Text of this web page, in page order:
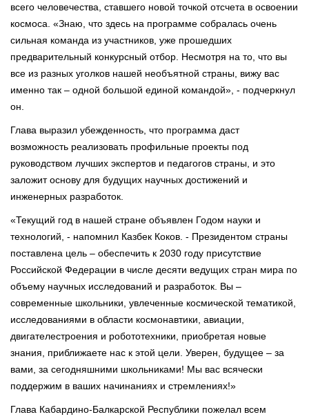
всего человечества, ставшего новой точкой отсчета в освоении
космоса. «Знаю, что здесь на программе собралась очень
сильная команда из участников, уже прошедших
предварительный конкурсный отбор. Несмотря на то, что вы
все из разных уголков нашей необъятной страны, вижу вас
именно так – одной большой единой командой», - подчеркнул
он.
Глава выразил убежденность, что программа даст
возможность реализовать профильные проекты под
руководством лучших экспертов и педагогов страны, и это
заложит основу для будущих научных достижений и
инженерных разработок.
«Текущий год в нашей стране объявлен Годом науки и
технологий, - напомнил Казбек Коков. - Президентом страны
поставлена цель – обеспечить к 2030 году присутствие
Российской Федерации в числе десяти ведущих стран мира по
объему научных исследований и разработок. Вы –
современные школьники, увлеченные космической тематикой,
исследованиями в области космонавтики, авиации,
двигателестроения и робототехники, приобретая новые
знания, приближаете нас к этой цели. Уверен, будущее – за
вами, за сегодняшними школьниками! Мы вас всячески
поддержим в ваших начинаниях и стремлениях!»
Глава Кабардино-Балкарской Республики пожелал всем